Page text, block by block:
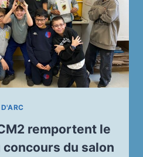
remportent le
du salon